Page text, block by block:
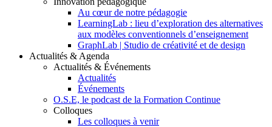
Au cœur de notre pédagogie
LearningLab : lieu d’exploration des alternatives
aux modèles conventionnels d’enseignement
GraphLab | Studio de créativité et de design
Actualités & Agenda
Actualités & Événements
Actualités
Événements
O.S.E, le podcast de la Formation Continue
Colloques
Les colloques à venir